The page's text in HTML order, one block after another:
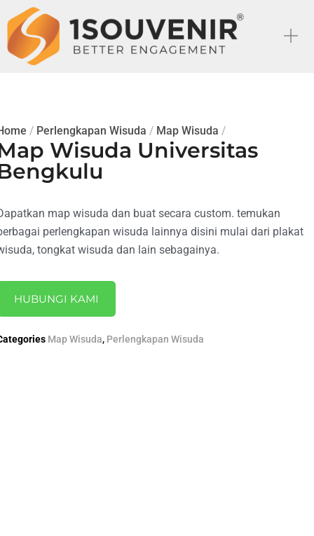
/ Perlengkapan Wisuda / Map Wisuda /
Wisuda Universitas
map wisuda dan buat secara custom. temukan
perlengkapan wisuda lainnya disini mulai dari plakat
tongkat wisuda dan lain sebagainya.
HUBUNGI KAMI
Map Wisuda, Perlengkapan Wisuda